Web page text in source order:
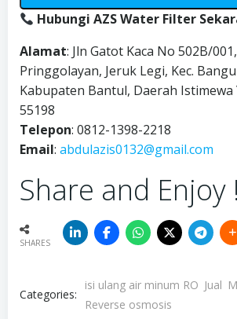
Hubungi AZS Water Filter
Alamat: Jln Gatot Kaca No 502B/
Pringgolayan, Jeruk Legi, Kec.
Kabupaten Bantul, Daerah Istimewa
55198
Telepon: 0812-1398-2218
Email: abdulazis0132@gmail.com
Share and Enjoy !
SHARES
Categories:
isi ulang air minum RO Jual
Reverse osmosis